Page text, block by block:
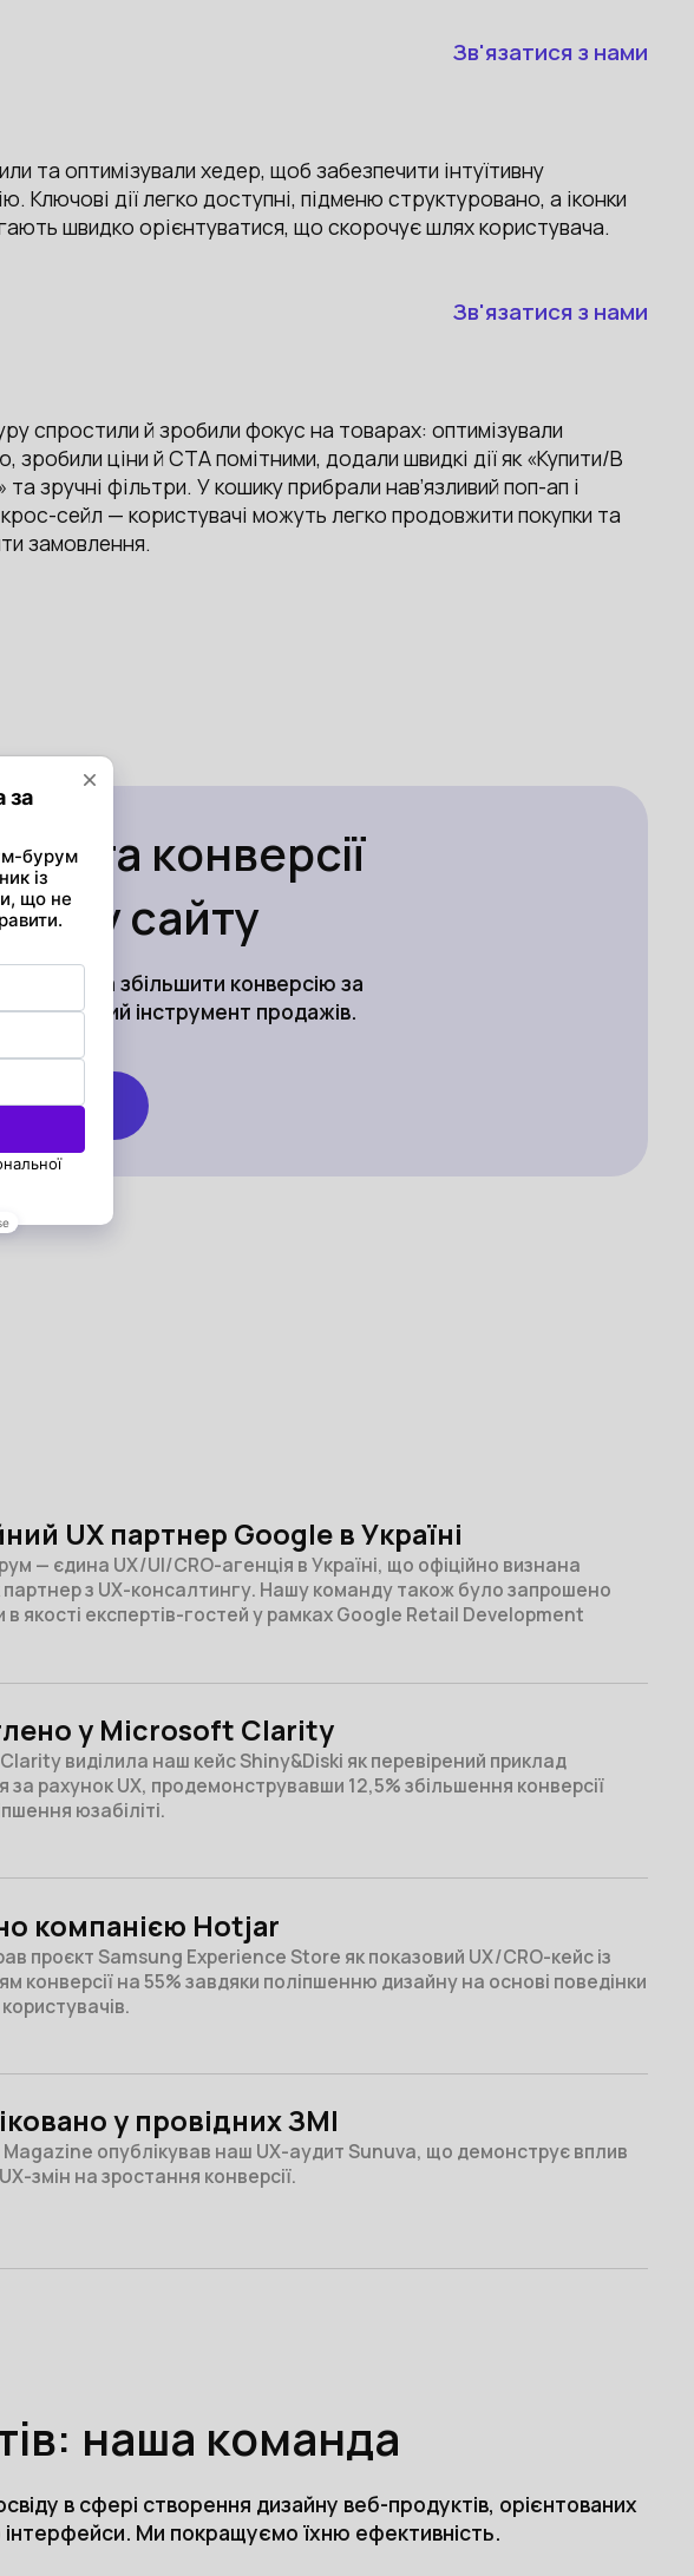
Зв'язатися з нами
та оптимізували хедер, щоб забезпечити інтуїтивну
Ключові дії легко доступні, підменю структуровано, а іконки
швидко орієнтуватися, що скорочує шлях користувача.
Зв'язатися з нами
спростили й зробили фокус на товарах: оптимізували
зробили ціни й CTA помітними, додали швидкі дії як «Купити/В
зручні фільтри. У кошику прибрали нав’язливий поп-ап і
сейл — користувачі можуть легко продовжити покупки та
замовлення.
та конверсії
сайту
та збільшити конверсію за
інструмент продажів.
UX партнер Google в Україні
— єдина UX/UI/CRO-агенція в Україні, що офіційно визнана
партнер з UX-консалтингу. Нашу команду також було запрошено
в якості експертів-гостей у рамках Google Retail Development
у Microsoft Clarity
виділила наш кейс Shiny&Diski як перевірений приклад
за рахунок UX, продемонструвавши 12,5% збільшення конверсії
юзабіліті.
компанією Hotjar
проєкт Samsung Experience Store як показовий UX/CRO-кейс із
конверсії на 55% завдяки поліпшенню дизайну на основі поведінки
у провідних ЗМІ
опублікував наш UX-аудит Sunuva, що демонструє вплив
змін на зростання конверсії.
наша команда
в сфері створення дизайну веб-продуктів, орієнтованих
Ми покращуємо їхню ефективність.